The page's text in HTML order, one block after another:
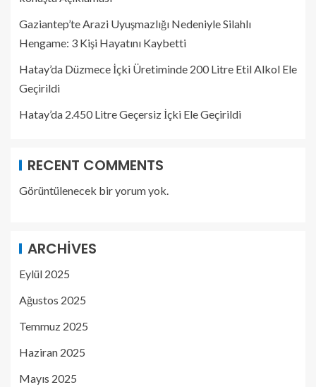
Gaziantep’te Arazi Uyuşmazlığı Nedeniyle Silahlı
Hengame: 3 Kişi Hayatını Kaybetti
Hatay’da Düzmece İçki Üretiminde 200 Litre Etil Alkol Ele
Geçirildi
Hatay’da 2.450 Litre Geçersiz İçki Ele Geçirildi
RECENT COMMENTS
Görüntülenecek bir yorum yok.
ARCHIVES
Eylül 2025
Ağustos 2025
Temmuz 2025
Haziran 2025
Mayıs 2025